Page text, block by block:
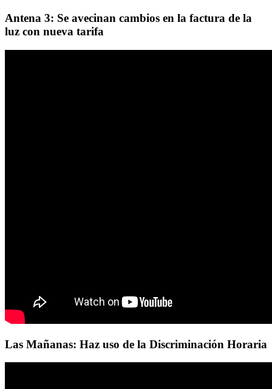
Antena 3: Se avecinan cambios en la factura de la
luz con nueva tarifa
Las Mañanas: Haz uso de la Discriminación Horaria